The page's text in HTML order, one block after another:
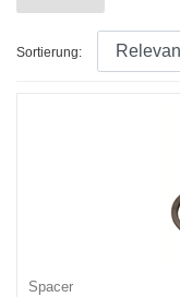
Sortierung:
Spacer